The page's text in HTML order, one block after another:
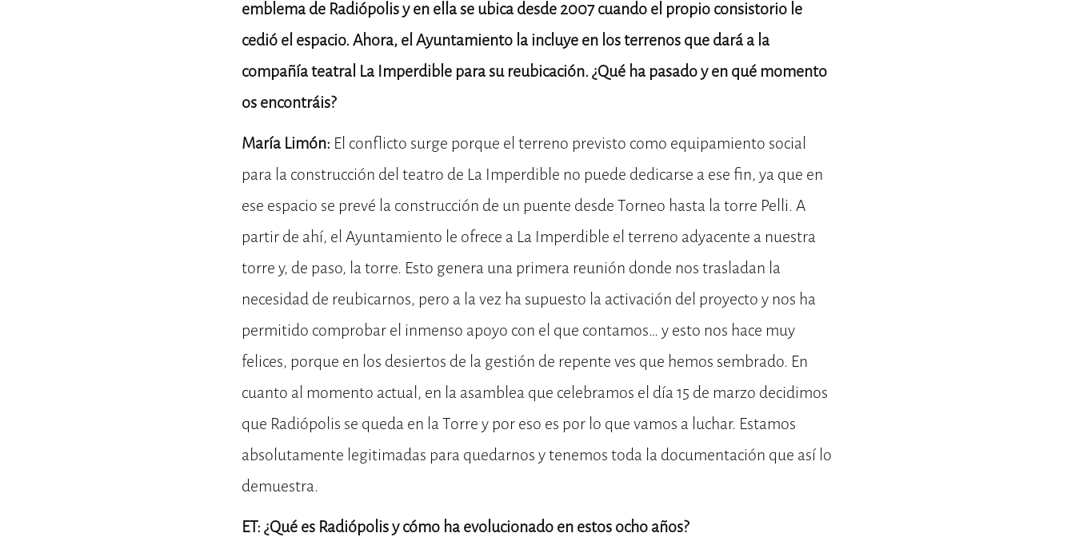
emblema de Radiópolis y en ella se ubica desde 2007 cuando el propio consistorio le
cedió el espacio. Ahora, el Ayuntamiento la incluye en los terrenos que dará a la
compañía teatral La Imperdible para su reubicación. ¿Qué ha pasado y en qué momento
os encontráis?
María Limón: El conflicto surge porque el terreno previsto como equipamiento social
para la construcción del teatro de La Imperdible no puede dedicarse a ese fin, ya que en
ese espacio se prevé la construcción de un puente desde Torneo hasta la torre Pelli. A
partir de ahí, el Ayuntamiento le ofrece a La Imperdible el terreno adyacente a nuestra
torre y, de paso, la torre. Esto genera una primera reunión donde nos trasladan la
necesidad de reubicarnos, pero a la vez ha supuesto la activación del proyecto y nos ha
permitido comprobar el inmenso apoyo con el que contamos… y esto nos hace muy
felices, porque en los desiertos de la gestión de repente ves que hemos sembrado. En
cuanto al momento actual, en la asamblea que celebramos el día 15 de marzo decidimos
que Radiópolis se queda en la Torre y por eso es por lo que vamos a luchar. Estamos
absolutamente legitimadas para quedarnos y tenemos toda la documentación que así lo
demuestra.
ET: ¿Qué es Radiópolis y cómo ha evolucionado en estos ocho años?